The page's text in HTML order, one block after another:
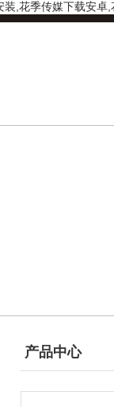
,花季传媒下载安卓
产品中心